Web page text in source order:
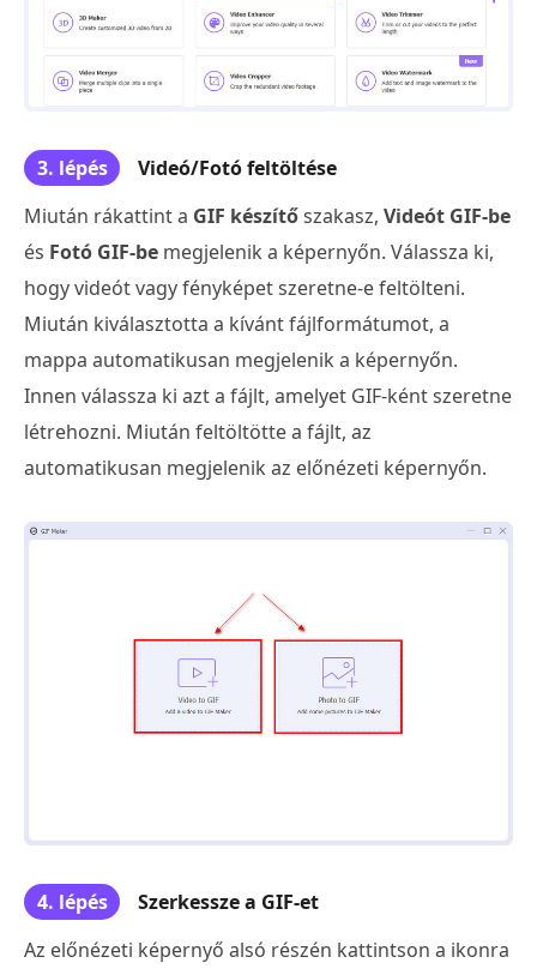
3. lépés
Videó/Fotó feltöltése
Miután rákattint a GIF készítőszakasz, Videót GIF-be
és Fotó GIF-be megjelenik a képernyőn. Válassza ki,
hogy videót vagy fényképet szeretne-e feltölteni.
Miután kiválasztotta a kívánt fájlformátumot, a
mappa automatikusan megjelenik a képernyőn.
Innen válassza ki azt a fájlt, amelyet GIF-ként szeretne
létrehozni. Miután feltöltötte a fájlt, az
automatikusan megjelenik az előnézeti képernyőn.
4. lépés
Szerkessze a GIF-et
Az előnézeti képernyő alsó részén kattintson a ikonra